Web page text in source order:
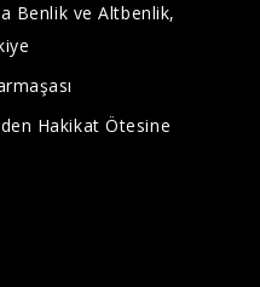
Benlik ve Altbenlik,
Hakikat Ötesine